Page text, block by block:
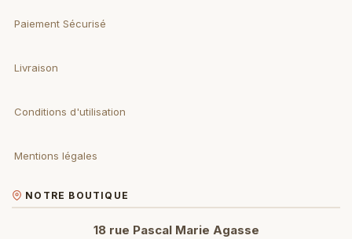
Paiement Sécurisé
Livraison
Conditions d'utilisation
Mentions légales
NOTRE BOUTIQUE
18 rue Pascal Marie Agasse